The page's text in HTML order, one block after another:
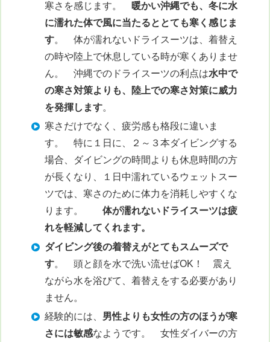
寒さを感じます。 暖かい沖縄でも、冬に水
に濡れた体で風に当たるととても寒く感じま
す。 体が濡れないドライスーツは、着替え
の時や陸上で休息している時が寒くありませ
ん。 沖縄でのドライスーツの利点は水中で
の寒さ対策よりも、陸上での寒さ対策に威力
を発揮します。
寒さだけでなく、疲労感も格段に違いま
す。 特に１日に、２～３本ダイビングする
場合、ダイビングの時間よりも休息時間の方
が長くなり、１日中濡れているウェットスー
ツでは、寒さのために体力を消耗しやすくな
ります。体が濡れないドライスーツは疲
れを軽減してくれます。
ダイビング後の着替えがとてもスムーズで
す。 頭と顔を水で洗い流せばOK！ 震え
ながら水を浴びて、着替えをする必要があり
ません。
経験的には、 男性よりも女性の方のほうが寒
さには敏感なようです。 女性ダイバーの方